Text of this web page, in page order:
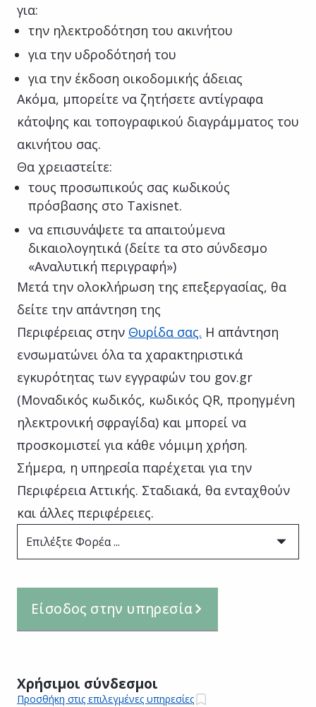
για:
την ηλεκτροδότηση του ακινήτου
για την υδροδότησή του
για την έκδοση οικοδομικής άδειας
Ακόμα, μπορείτε να ζητήσετε αντίγραφα
κάτοψης και τοπογραφικού διαγράμματος του
ακινήτου σας.
Θα χρειαστείτε:
τους προσωπικούς σας κωδικούς
πρόσβασης στο Taxisnet.
να επισυνάψετε τα απαιτούμενα
δικαιολογητικά (δείτε τα στο σύνδεσμο
«Αναλυτική περιγραφή»)
Μετά την ολοκλήρωση της επεξεργασίας, θα
δείτε την απάντηση της
Περιφέρειας στην Θυρίδα σας. Η απάντηση
ενσωματώνει όλα τα χαρακτηριστικά
εγκυρότητας των εγγραφών του gov.gr
(Μοναδικός κωδικός, κωδικός QR, προηγμένη
ηλεκτρονική σφραγίδα) και μπορεί να
προσκομιστεί για κάθε νόμιμη χρήση.
Σήμερα, η υπηρεσία παρέχεται για την
Περιφέρεια Αττικής. Σταδιακά, θα ενταχθούν
και άλλες περιφέρειες.
Επιλέξτε Φορέα ...
Είσοδος στην υπηρεσία
Χρήσιμοι σύνδεσμοι
Προσθήκη στις επιλεγμένες υπηρεσίες